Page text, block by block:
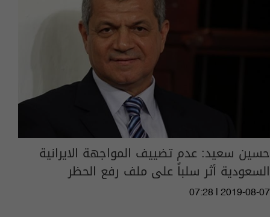
حسين سعيد: عدم تضييف المواجهة الايرانية
السعودية أثر سلباً على ملف رفع الحظر
07:28 | 2019-08-07